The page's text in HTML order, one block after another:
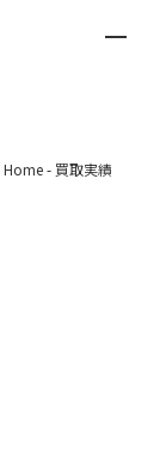
Home- 買取実績